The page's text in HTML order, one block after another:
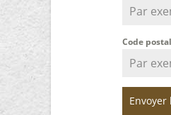
Code postal